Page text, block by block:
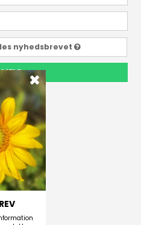
nyhedsbrevet